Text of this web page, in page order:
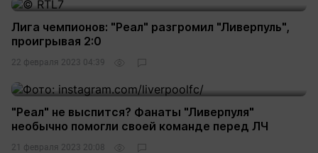
Лига чемпионов: "Реал" разгромил "Ливерпуль",
проигрывая 2:0
22 февраля 2023 04:39
"Реал" не выспится? Фанаты "Ливерпуля"
необычно помогли своей команде перед ЛЧ
21 февраля 2023 20:08